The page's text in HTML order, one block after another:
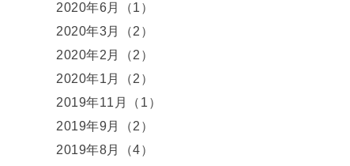
2020年6月（1）
2020年3月（2）
2020年2月（2）
2020年1月（2）
2019年11月（1）
2019年9月（2）
2019年8月（4）